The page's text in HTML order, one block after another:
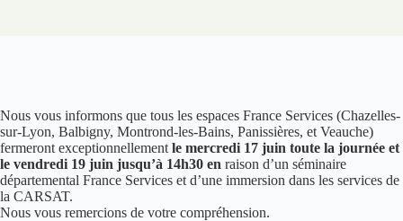
Nous vous informons que tous les espaces France Services (Chazelles-
sur-Lyon, Balbigny, Montrond-les-Bains, Panissières, et Veauche)
fermeront exceptionnellement le mercredi 17 juin toute la journée et
le vendredi 19 juin jusqu’à 14h30 en raison d’un séminaire
départemental France Services et d’une immersion dans les services de
la CARSAT.
Nous vous remercions de votre compréhension.